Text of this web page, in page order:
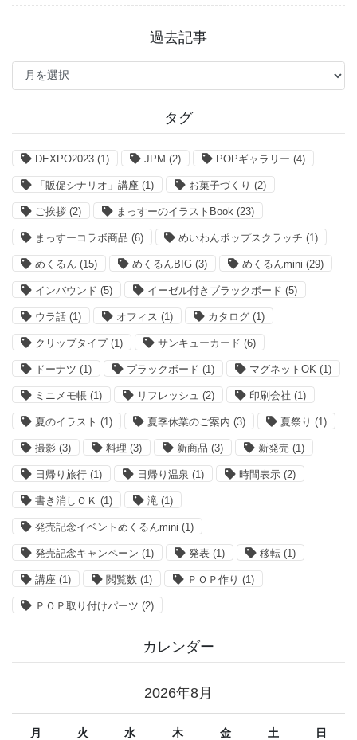
過去記事
過
記
タグ
DEXPO2023 (1) JPM (2) POPギャラリー (4)
「販促シナリオ」講座 (1) お菓子づくり (2)
ご挨拶 (2) まっすーのイラストBook (23)
まっすーコラボ商品 (6) めいわんポップスクラッチ (1)
めくるん (15) めくるんBIG (3) めくるんmini (29)
インバウンド (5) イーゼル付きブラックボード (5)
ウラ話 (1) オフィス (1) カタログ (1)
クリップタイプ(1) サンキューカード (6)
ドーナツ (1) ブラックボード (1) マグネットOK (1)
ミニメモ帳 (1) リフレッシュ (2) 印刷会社 (1)
夏のイラスト (1) 夏季休業のご案内 (3) 夏祭り (1)
撮影 (3) 料理 (3) 新商品 (3) 新発売 (1)
日帰り旅行 (1) 日帰り温泉 (1) 時間表示 (2)
書き消しＯＫ (1) 滝 (1)
発売記念イベントめくるんmini (1)
発売記念キャンペーン (1) 発表 (1) 移転 (1)
講座 (1) 閲覧数 (1) ＰＯＰ作り (1)
ＰＯＰ取り付けパーツ (2)
カレンダー
2026年8月
月 火 水 木 金 土 日